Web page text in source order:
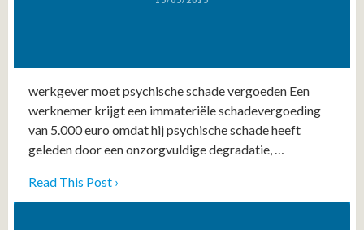
werkgever moet psychische schade vergoeden Een
werknemer krijgt een immateriële schadevergoeding
van 5.000 euro omdat hij psychische schade heeft
geleden door een onzorgvuldige degradatie, …
Read This Post ›